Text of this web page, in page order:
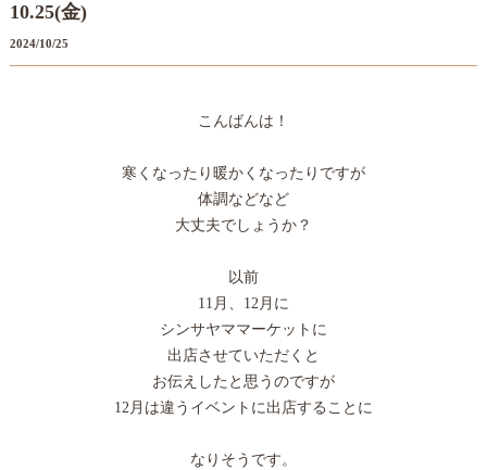
10.25(金)
2024/10/25
こんばんは！
寒くなったり暖かくなったりですが
体調などなど
大丈夫でしょうか？
以前
11月、12月に
シンサヤママーケットに
出店させていただくと
お伝えしたと思うのですが
12月は違うイベントに出店することに
なりそうです。